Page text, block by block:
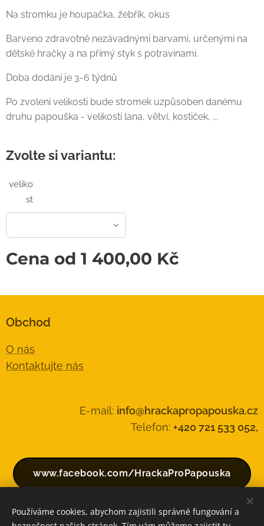
Na stromku je houpačka, žebřík, okus
Barveno zdravotně nezávadnými barvami, určenými na
dětské hračky a na přímý styk s potravinami.
Doba dodání je 3-6 týdnů
Po zvolení velikosti bude stromek uzpůsoben danému
druhu papouška - velikosti lana, větví, kostiček, ...
Zvolte si variantu:
veliko
st
Cena od 1 400,00 Kč
Obchod
O nás
Kontaktujte nás
E-mail: info@hrackapropapouska.cz
Telefon: +420 721 533 052,
www.facebook.com/HrackaProPapouska
Používáme cookies, abychom zajistili správné fungování a